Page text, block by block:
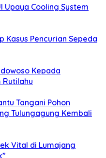
Upaya Cooling System
Kasus Pencurian Sepeda
Kepada
Tangani Pohon
Tulungagung Kembali
Vital di Lumajang